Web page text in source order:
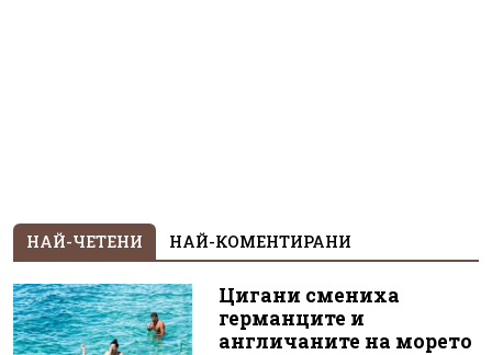
НАЙ-ЧЕТЕНИ НАЙ-КОМЕНТИРАНИ
Цигани смениха
германците и
англичаните на морето